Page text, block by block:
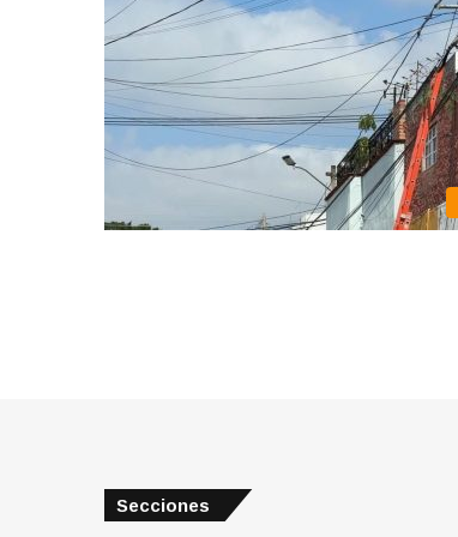
Secciones